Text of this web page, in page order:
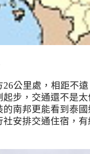
26公里處，相距不
步，交通還不是
南邦更能看到泰
安排交通住宿，